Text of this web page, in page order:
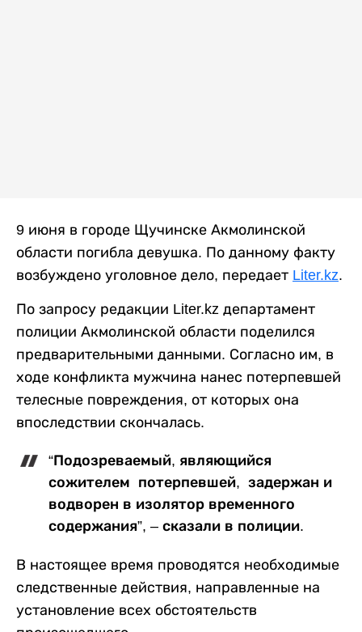
9 июня в городе Щучинске Акмолинской
области погибла девушка. По данному факту
возбуждено уголовное дело, передает Liter.kz.
По запросу редакции Liter.kz департамент
полиции Акмолинской области поделился
предварительными данными. Согласно им, в
ходе конфликта мужчина нанес потерпевшей
телесные повреждения, от которых она
впоследствии скончалась.
“Подозреваемый, являющийся
сожителем потерпевшей, задержан и
водворен в изолятор временного
содержания”, – сказали в полиции.
В настоящее время проводятся необходимые
следственные действия, направленные на
установление всех обстоятельств